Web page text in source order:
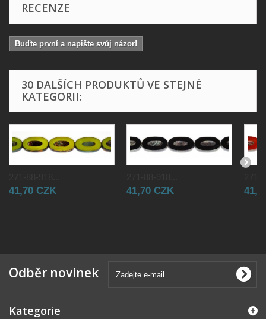
RECENZE
Buďte první a napište svůj názor!
30 DALŠÍCH PRODUKTŮ VE STEJNÉ
KATEGORII:
41,70 CZK 41,70 CZK
Odběr novinek
Kategorie